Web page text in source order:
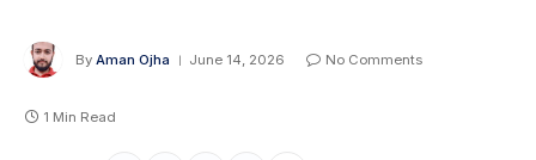
By Aman Ojha June 14, 2026 No Comments
1 Min Read